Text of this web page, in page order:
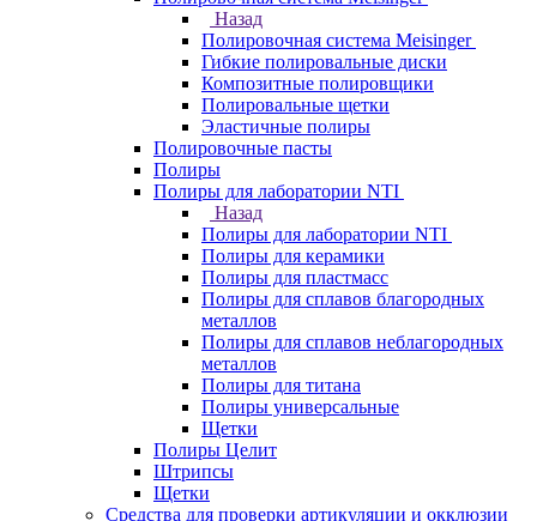
Назад
Полировочная система Meisinger
Гибкие полировальные диски
Композитные полировщики
Полировальные щетки
Эластичные полиры
Полировочные пасты
Полиры
Полиры для лаборатории NTI
Назад
Полиры для лаборатории NTI
Полиры для керамики
Полиры для пластмасс
Полиры для сплавов благородных
металлов
Полиры для сплавов неблагородных
металлов
Полиры для титана
Полиры универсальные
Щетки
Полиры Целит
Штрипсы
Щетки
Средства для проверки артикуляции и окклюзии